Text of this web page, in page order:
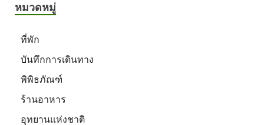
หมวดหมู่
ที่พัก
บันทึกการเดินทาง
พิพิธภัณฑ์
ร้านอาหาร
อุทยานแห่งชาติ